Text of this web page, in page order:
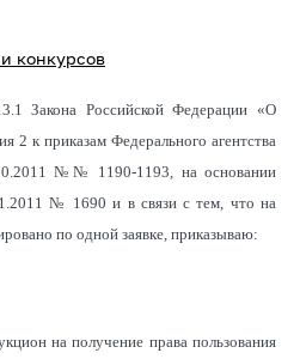
конкурсов
Закона Российской Федерации «О
2 к приказам Федерального агентства
№№ 1190-1193, на основании
№ 1690 и в связи с тем, что на
по одной заявке, приказываю:
на получение права пользования